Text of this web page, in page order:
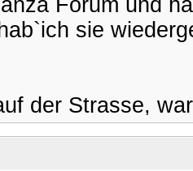
sie
der Strasse,